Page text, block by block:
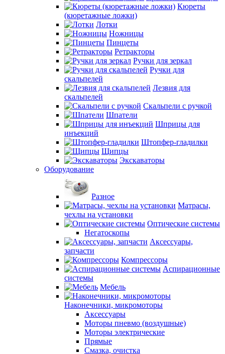
Кюреты
(кюретажные ложки)
Лотки
Ножницы
Пинцеты
Ретракторы
Ручки для зеркал
Ручки для
скальпелей
Лезвия для
скальпелей
Скальпели с ручкой
Шпатели
Шприцы для
инъекций
Штопфер-гладилки
Щипцы
Экскаваторы
Оборудование
Разное
Матрасы,
чехлы на установки
Оптические системы
Негатоскопы
Аксессуары,
запчасти
Компрессоры
Аспирационные
системы
Мебель
Наконечники, микромоторы
Аксессуары
Моторы пневмо (воздушные)
Моторы электрические
Прямые
Смазка, очистка